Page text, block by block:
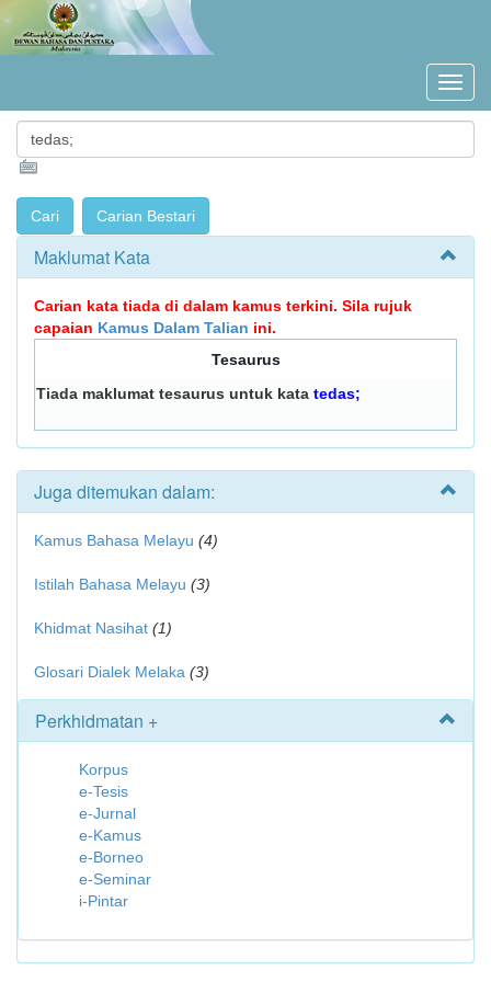
Maklumat Kata
Carian kata tiada di dalam kamus terkini. Sila rujuk
capaian Kamus Dalam Talian ini.
Tesaurus
Tiada maklumat tesaurus untuk kata tedas;
Juga ditemukan dalam:
Kamus Bahasa Melayu (4)
Istilah Bahasa Melayu (3)
Khidmat Nasihat (1)
Glosari Dialek Melaka (3)
Perkhidmatan +
Korpus
e-Tesis
e-Jurnal
e-Kamus
e-Borneo
e-Seminar
i-Pintar